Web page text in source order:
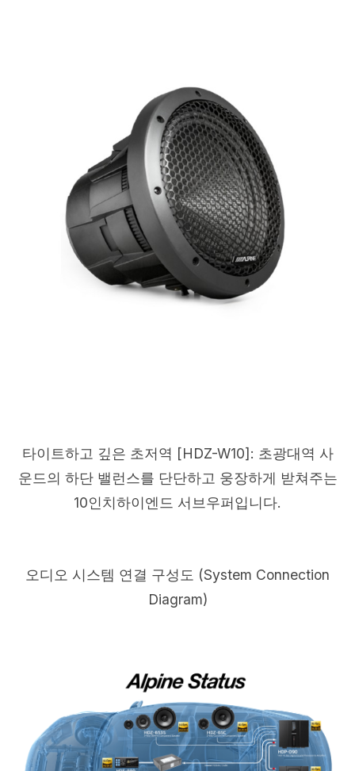
타이트하고 깊은 초저역 [HDZ-W10]: 초광대역 사
운드의 하단 밸런스를 단단하고 웅장하게 받쳐주는
10인치하이엔드 서브우퍼입니다.
오디오 시스템 연결 구성도 (System Connection
Diagram)